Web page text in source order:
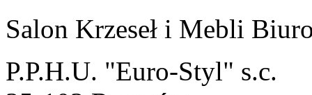
Salon Krzeseł i Mebli
P.P.H.U. "Euro-Styl" s.c.